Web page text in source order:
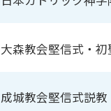
大森教会堅信式・
成城教会堅信式説教